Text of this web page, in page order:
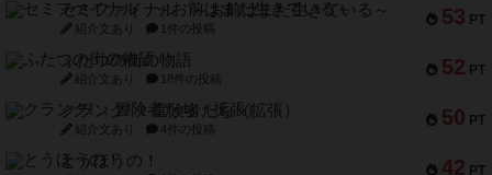
53 PT
セミファイナル ～お前はまだ生きている～
紹介文あり 1件の投稿
52 PT
ふたつの街の物語
紹介文あり 18件の投稿
50 PT
クランク! ：冒険者たち（拡張）
紹介文あり 4件の投稿
42 PT
とうほうの！